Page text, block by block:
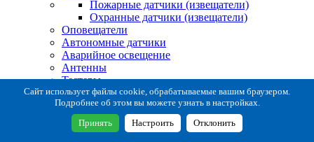
Пожарные датчики (извещатели)
Охранные датчики (извещатели)
Оповещатели
Автономные датчики
Аварийное освещение
Антенны
Тестеры
Система сбора извещений
Расходные и монтажные материалы
Коробки коммутационные
Кронштейны для извещателей
Сайт использует файлы cookie, обрабатываемые вашим браузером.
Подробнее об этом вы можете узнать в настройках.
Принять Настроить Отклонить